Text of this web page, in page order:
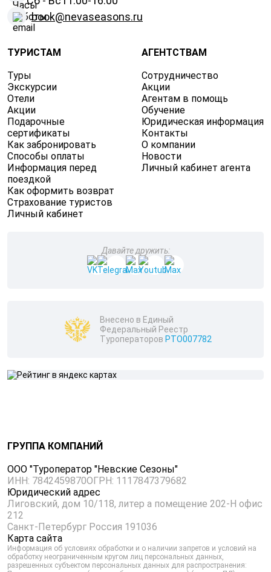
book@nevaseasons.ru
ТУРИСТАМ
Туры
Экскурсии
Отели
Акции
Подарочные
сертификаты
Как забронировать
Способы оплаты
Информация перед
поездкой
Как оформить возврат
Страхование туристов
Личный кабинет
АГЕНТСТВАМ
Сотрудничество
Акции
Агентам в помощь
Обучение
Юридическая информация
Контакты
О компании
Новости
Личный кабинет агента
ГРУППА КОМПАНИЙ
ООО "Туроператор "Невские Сезоны"
ИНН: 7842459870ОГРН: 1117847379682
Юридический адрес
Лиговский, дом 10/118, литер а помещение 202-Н офис
212
Санкт-Петербург Россия 191036
Карта сайта
Информация об условиях обработки и о наличии запретов и условий на
обработку неограниченным кругом лиц персональных данных,
разрешенных субъектом персональных данных для распространения:
Давайте дружить:
Внесено в Единый
Федеральный Реестр
Туроператоров РТО007782